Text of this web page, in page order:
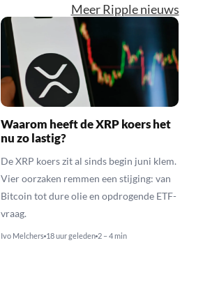
Meer Ripple nieuws
Waarom heeft de XRP koers het
nu zo lastig?
De XRP koers zit al sinds begin juni klem.
Vier oorzaken remmen een stijging: van
Bitcoin tot dure olie en opdrogende ETF-
vraag.
Ivo Melchers 18 uur geleden 2 – 4 min